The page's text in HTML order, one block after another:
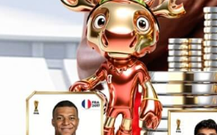
发布首个通用
身基座大模型